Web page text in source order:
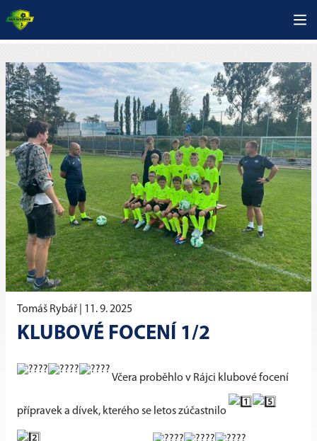
Tomáš Rybář | 11. 9. 2025
KLUBOVÉ FOCENÍ 1/2
Včera proběhlo v Rájci klubové focení
přípravek a dívek, kterého se letos zúčastnilo